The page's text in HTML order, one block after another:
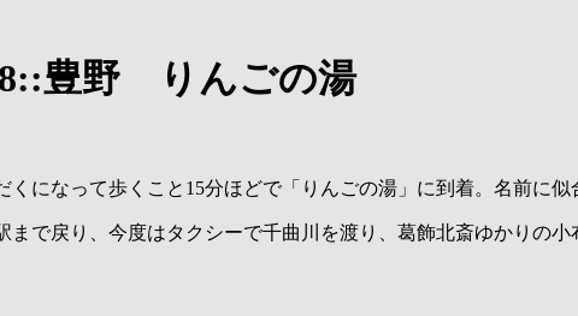
豊野 りんごの湯
になって歩くこと15分ほどで「りんごの湯」に到着。名前に
で戻り、今度はタクシーで千曲川を渡り、葛飾北斎ゆかりの小